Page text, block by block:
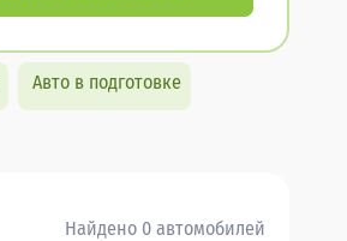
Авто в подготовке
Найдено 0 автомобилей